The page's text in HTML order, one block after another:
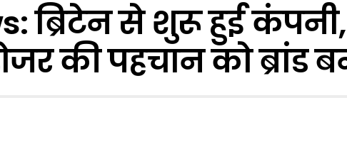
ब्रिटेन से शुरू हुई
की पहचान को ब्रांड